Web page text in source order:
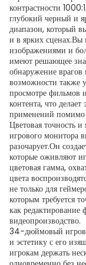
контрастности
глубокий черный и
диапазон, который
и в ярких сценах.Вы
изображениями и
имеют решающее
обнаружение
возможности также
просмотре фильмов
контента, что
применений помимо
Цветовая точность
игрового монитора
разочарует.Он
которые оживляют
цветовая гамма,
цвета
не только для
которым требуется
как
видеопроизводство.
34-дюймовый
и эстетику с его
игрокам держать